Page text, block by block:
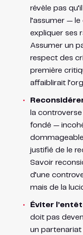
révèle pas
l’assumer —
expliquer ses
Assumer un
respect des
première
affaiblirait
la
fondé —
justifié de le
Savoir
d’une
mais de la
Éviter
doit pas
un partenariat